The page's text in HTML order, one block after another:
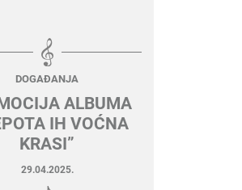
DOGAĐANJA
ALBUMA
IH VOĆNA
KRASI”
29.04.2025.